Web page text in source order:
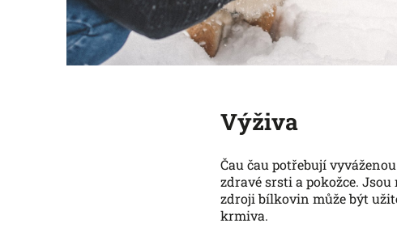
Výživa
Čau čau potřebují
zdravé srsti a pokožce.
zdroji bílkovin může být
krmiva.